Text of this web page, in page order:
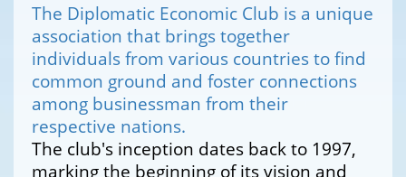
The Diplomatic Economic Club is a unique
association that brings together
individuals from various countries to find
common ground and foster connections
among businessman from their
respective nations.
The club's inception dates back to 1997,
marking the beginning of its vision and